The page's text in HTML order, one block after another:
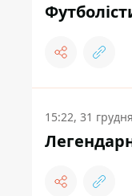
15:22, 31